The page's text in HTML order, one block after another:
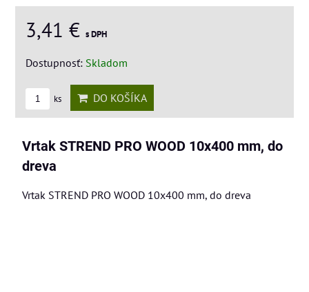
3,41 € s DPH
Dostupnosť: Skladom
ks DO KOŠÍKA
Vrtak STREND PRO WOOD 10x400 mm, do
dreva
Vrtak STREND PRO WOOD 10x400 mm, do dreva